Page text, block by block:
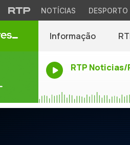
NOTÍCIAS DESPORTO
Informação
RTP Noticias/